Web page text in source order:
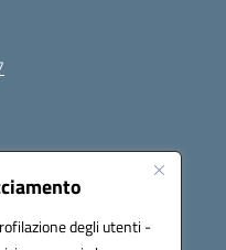
degli utenti -